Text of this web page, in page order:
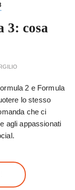
3: cosa
2 e Formula
lo stesso
che ci
agli appassionati